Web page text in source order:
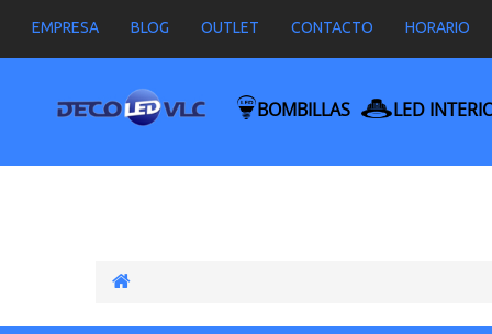
EMPRESA BLOG OUTLET CONTACTO HORARIO
BOMBILLAS LED